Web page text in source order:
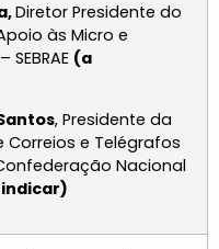
Diretor Presidente do
às Micro e
(a
, Presidente da
Correios e Telégrafos
Nacional